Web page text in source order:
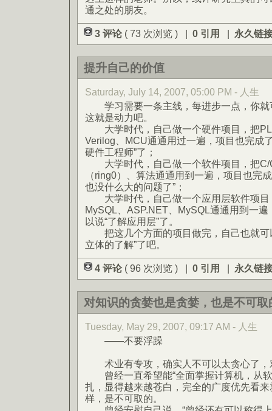
通之处的朋友。
3 评论 ( 73 次浏览 ) | 0 引用 | 永久链
提升自己的价值
Saturday, July 14, 2007, 05:00 PM - 人生
学习需要一条主线，每进步一点，你就
这就是动力吧。
大学时代，自己做一个硬件项目，把
Verilog、MCU通通用过一遍，项目也完成
硬件工程师”了；
大学时代，自己做一个软件项目，把C/
（ring0）、算法通通用到一遍，项目也完
也没什么大的问题了”；
大学时代，自己做一个应用层软件项目
MySQL、ASP.NET、MySQL通通用到一
以说“了解应用层”了。
把这几个方面的项目做完，自己也就可
立体的了解”了吧。
4 评论 ( 96 次浏览 ) | 0 引用 | 永久链
对知识的贪婪也是贪婪，也是不可取
Tuesday, May 29, 2007, 09:17 AM - 人生
——不要浮躁
术业有专攻，确实人不可以太贪心了，
曾经一直希望能“全面掌握计算机，从软
扎，显得越来越苍白，完全的广度优先看
样，是不可取的。